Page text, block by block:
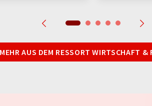
MEHR AUS DEM RESSORT WIRTSCHAFT &